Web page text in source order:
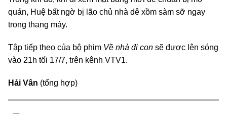
quán, Huệ bất ngờ bị lão chủ nhà dê xồm sàm sỡ ngay
trong thang máy.
Tập tiếp theo của bộ phim Về nhà đi con sẽ được lên sóng
vào 21h tối 17/7, trên kênh VTV1.
Hải Vân (tổng hợp)